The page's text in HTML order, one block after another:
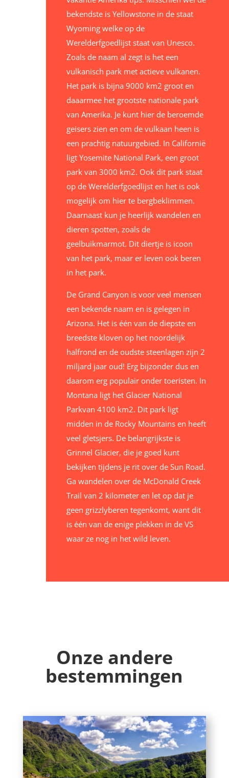
bekendste is Yellowstone in de staat
Wyoming welke op de
Werelderfgoedlijst staat van Unesco.
Zoals de naam al zegt is het een
vulkanisch park met actieve vulkanen.
Het park is bijna 9000 km2 groot en
daaarmee het grootste nationale park
van Amerika. Je kunt hier de beroemde
geisers zien en om de vulkaan heen is
een prachtig natuurgebied. In Californië
ligt Yosemite National Park, een groot
park van 3000 km2. Ook dit park staat
op de Werelderfgoedlijst en het is ook
mogelijk om hier te bergbeklimmen.
Daarnaast kun je heerlijk wandelen en
dieren spotten, zoals de
geelbuikmarmot. Dit diertje is icoon
van het park, maar er leven ook beren
in het park.
De Grand Canyon is voor veel mensen
een bekende naam en is gelegen in
Arizona. Het is één van de diepste en
breedste kloven op het noordelijk
halfrond en de oudste steenlagen zijn 2
miljard jaar oud! Erg bijzonder dus en
daarom erg populair onder toeristen. In
Montana ligt het Glacier National
Parkvan 4100 km2. Dit park ligt
midden in de Rocky Mountains en heeft
veel gletsjers. De belangrijkste is
Grinnel Glacier, die je goed kunt
bekijken tijdens je rit over de Sun Road.
Ga wandelen over de McDonald Creek
Trail van 2 kilometer en let op dat je
geen grizzlyberen tegenkomt, want dit
is één van de enige plekken in de VS
waar ze nog in het wild leven.
Onze andere
bestemmingen